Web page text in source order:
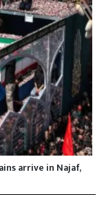
arrive in Najaf,